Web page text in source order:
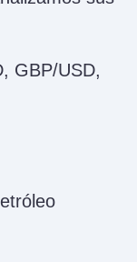
GBP/USD,